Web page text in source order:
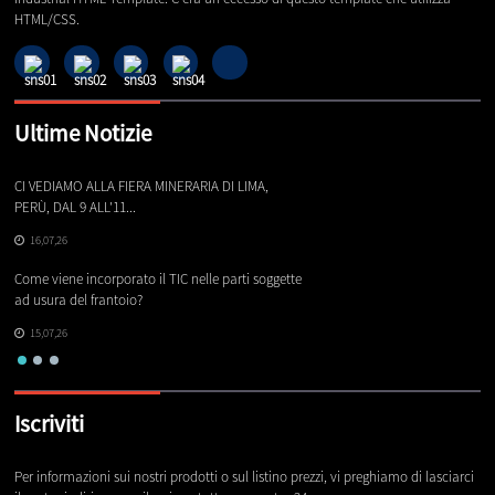
HTML/CSS.
Ultime Notizie
CI VEDIAMO ALLA FIERA MINERARIA DI LIMA,
PERÙ, DAL 9 ALL'11...
16,07,26
Come viene incorporato il TIC nelle parti soggette
ad usura del frantoio?
15,07,26
Iscriviti
Per informazioni sui nostri prodotti o sul listino prezzi, vi preghiamo di lasciarci